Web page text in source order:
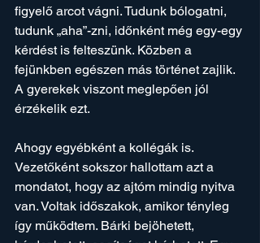
figyelő arcot vágni. Tudunk bólogatni,
tudunk „aha”-zni, időnként még egy-egy
kérdést is felteszünk. Közben a
fejünkben egészen más történet zajlik.
A gyerekek viszont meglepően jól
érzékelik ezt.
Ahogy egyébként a kollégák is.
Vezetőként sokszor hallottam azt a
mondatot, hogy az ajtóm mindig nyitva
van. Voltak időszakok, amikor tényleg
így működtem. Bárki bejöhetett,